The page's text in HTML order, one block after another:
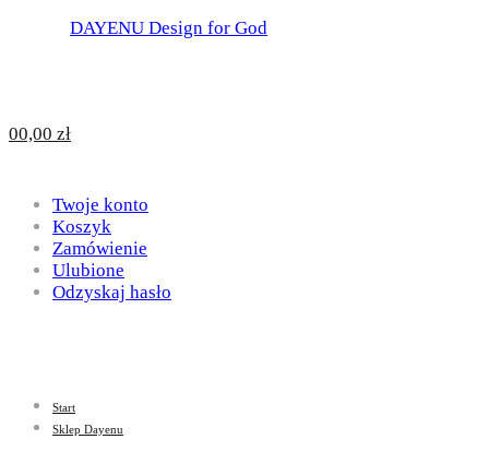
for
God
DAYENU
Design
God
00,00 zł
Twoje konto
Koszyk
Zamówienie
Ulubione
Odzyskaj hasło
Start
Sklep Dayenu